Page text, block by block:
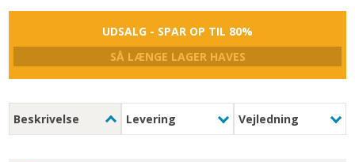
UDSALG - SPAR OP TIL 80%
SÅ LÆNGE LAGER HAVES
Beskrivelse Levering Vejledning